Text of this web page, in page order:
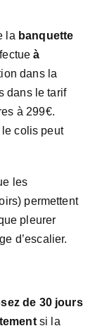
la banquette
à
dans la
dans le tarif
à 299€.
colis peut
les
permettent
pleurer
d’escalier.
de 30 jours
si la